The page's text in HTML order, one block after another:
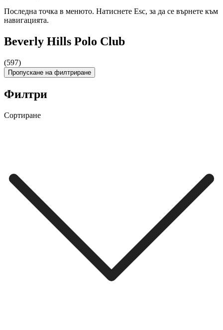
Последна точка в менюто. Натиснете Esc, за да се върнете към
навигацията.
Beverly Hills Polo Club
(597)
Пропускане на филтриране
Филтри
Сортиране